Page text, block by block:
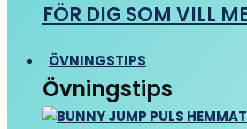
FÖR DIG SOM VILL
ÖVNINGSTIPS
Övningstips